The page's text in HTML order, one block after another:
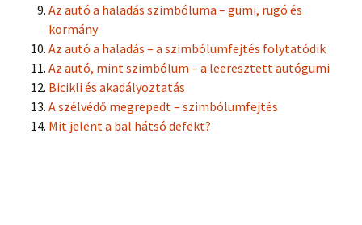
Az autó a haladás szimbóluma – gumi, rugó és
kormány
Az autó a haladás – a szimbólumfejtés folytatódik
Az autó, mint szimbólum – a leeresztett autógumi
Bicikli és akadályoztatás
A szélvédő megrepedt – szimbólumfejtés
Mit jelent a bal hátsó defekt?